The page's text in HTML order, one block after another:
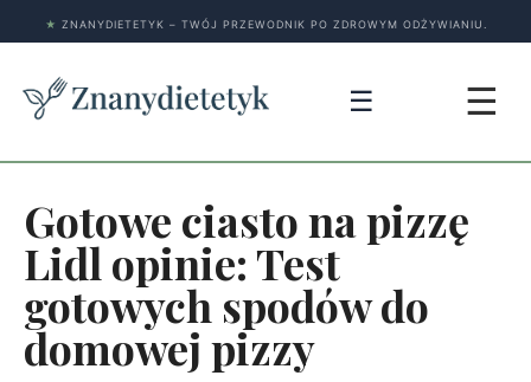
★ ZNANYDIETETYK – TWÓJ PRZEWODNIK PO ZDROWYM ODŻYWIANIU.
☰ ☰
Gotowe ciasto na pizzę
Lidl opinie: Test
gotowych spodów do
domowej pizzy